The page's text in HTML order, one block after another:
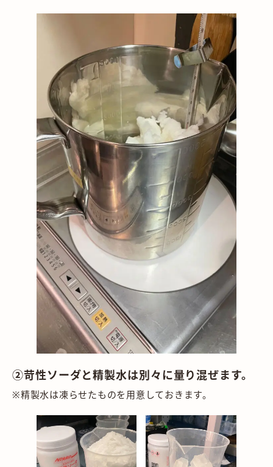
②苛性ソーダと精製水は別々に量り混ぜます。
※精製水は凍らせたものを用意しておきます。